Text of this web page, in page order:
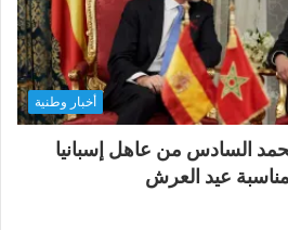
أخبار وطنية
السادس من عاهل إسبانيا
عيد العرش